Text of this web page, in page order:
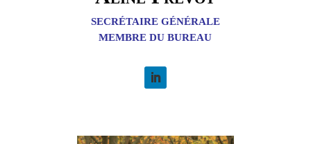
SECRÉTAIRE GÉNÉRALE
MEMBRE DU BUREAU